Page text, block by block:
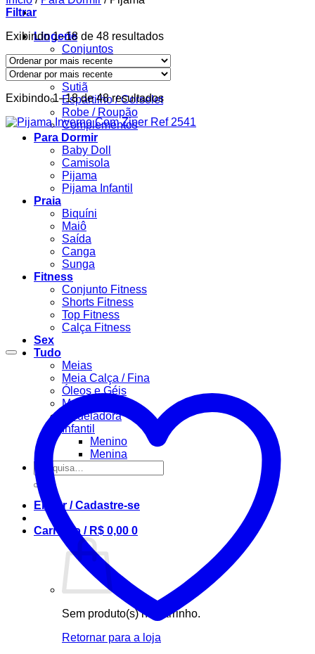
Lingerie
Conjuntos
Body
Calcinha
Sutiã
Espartilho / Corselet
Robe / Roupão
Complementos
Para Dormir
Baby Doll
Camisola
Pijama
Pijama Infantil
Praia
Biquíni
Maiô
Saída
Canga
Sunga
Fitness
Conjunto Fitness
Shorts Fitness
Top Fitness
Calça Fitness
Sex
Tudo
Meias
Meia Calça / Fina
Óleos e Géis
Masculino
Modeladora
Infantil
Menino
Menina
Pesquisar
por:
Entrar / Cadastre-se
Carrinho / R$ 0,00 0
Sem produto(s) no carrinho.
Retornar para a loja
Filtrar
Exibindo 1–18 de 48 resultadosClassificado
mais
recente
Exibindo 1–18 de 48 resultadosClassificado
mais